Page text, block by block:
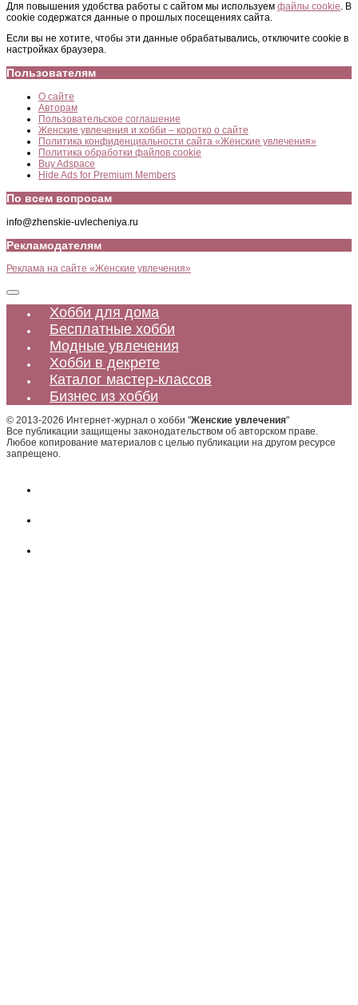
Для повышения удобства работы с сайтом мы используем файлы cookie. В
cookie содержатся данные о прошлых посещениях сайта.
Если вы не хотите, чтобы эти данные обрабатывались, отключите cookie в
настройках браузера.
Пользователям
О сайте
Авторам
Пользовательское соглашение
Женские увлечения и хобби – коротко о сайте
Политика конфиденциальности сайта «Женские увлечения»
Политика обработки файлов cookie
Buy Adspace
Hide Ads for Premium Members
По всем вопросам
info@zhenskie-uvlecheniya.ru
Рекламодателям
Реклама на сайте «Женские увлечения»
Хобби для дома
Бесплатные хобби
Модные увлечения
Хобби в декрете
Каталог мастер-классов
Бизнес из хобби
© 2013-2026 Интернет-журнал о хобби "Женские увлечения"
Все публикации защищены законодательством об авторском праве.
Любое копирование материалов с целью публикации на другом ресурсе
запрещено.